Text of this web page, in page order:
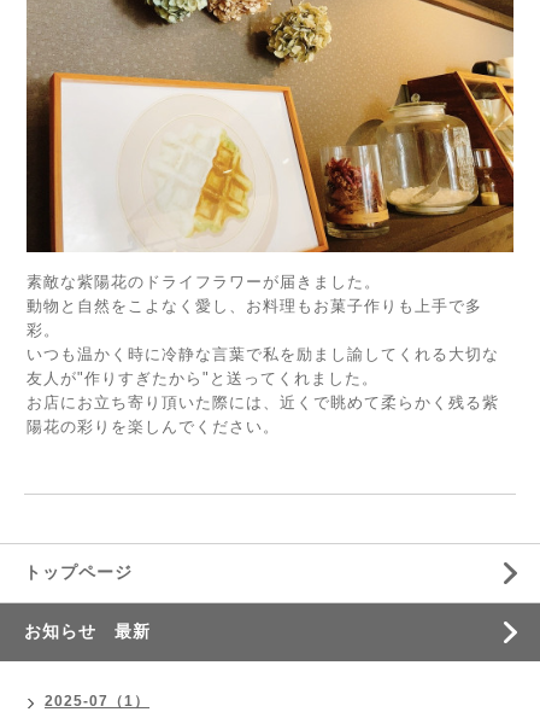
素敵な紫陽花のドライフラワーが届きました。
動物と自然をこよなく愛し、お料理もお菓子作りも上手で多
彩。
いつも温かく時に冷静な言葉で私を励まし諭してくれる大切な
友人が"作りすぎたから"と送ってくれました。
お店にお立ち寄り頂いた際には、近くで眺めて柔らかく残る紫
陽花の彩りを楽しんでください。
トップページ
お知らせ 最新
2025-07（1）